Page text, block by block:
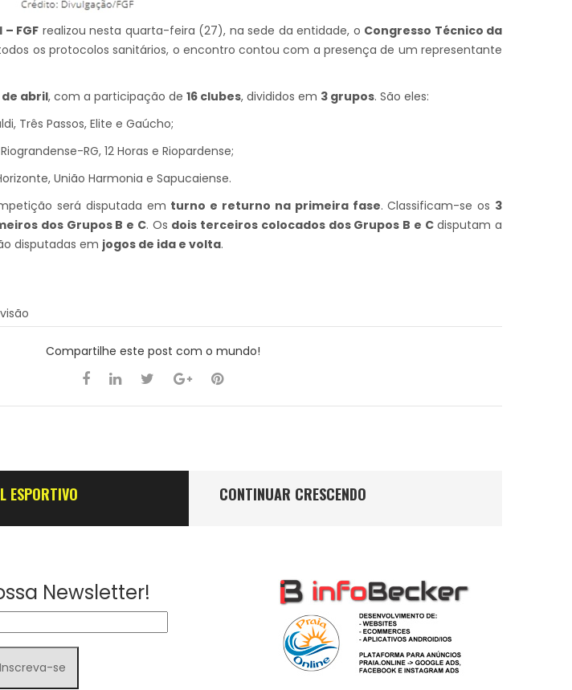
FGF realizou nesta quarta-feira (27), na sede da entidade, o Congresso Técnico da
os protocolos sanitários, o encontro contou com a presença de um representante
de abril, com a participação de 16 clubes, divididos em 3 grupos. São eles:
Três Passos, Elite e Gaúcho;
RG, 12 Horas e Riopardense;
União Harmonia e Sapucaiense.
será disputada em turno e returno na primeira fase. Classificam-se os 3
dos Grupos B e C. Os dois terceiros colocados dos Grupos B e Cdisputam a
disputadas em jogos de ida e volta.
Compartilhe este post com o mundo!
ESPORTIVO CONTINUAR CRESCENDO
Newsletter!